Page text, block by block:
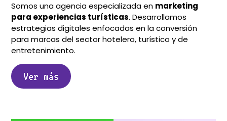
Somos una agencia especializada en marketing
para experiencias turísticas. Desarrollamos
estrategias digitales enfocadas en la conversión
para marcas del sector hotelero, turístico y de
entretenimiento.
Ver más